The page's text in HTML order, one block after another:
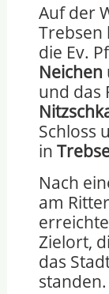
Auf der
Trebsen
die Ev.
Neichen
und das
Schloss
in
Nach
am
Zielort,
das
standen.